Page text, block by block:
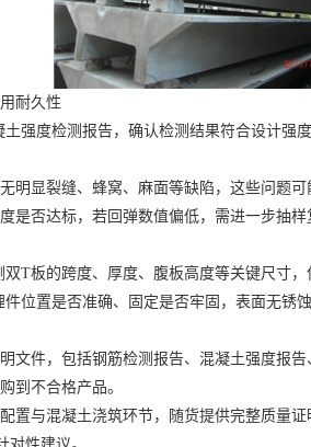
耐久性
度检测报告，确认检测结果符合设计强
显裂缝、蜂窝、麻面等缺陷，这些问题可
是否达标，若回弹数值偏低，需进一步抽样
的跨度、厚度、腹板高度等关键尺寸，
置是否准确、固定是否牢固，表面无锈蚀
件，包括钢筋检测报告、混凝土强度报告
到不合格产品。
与混凝土浇筑环节，随货提供完整质量证